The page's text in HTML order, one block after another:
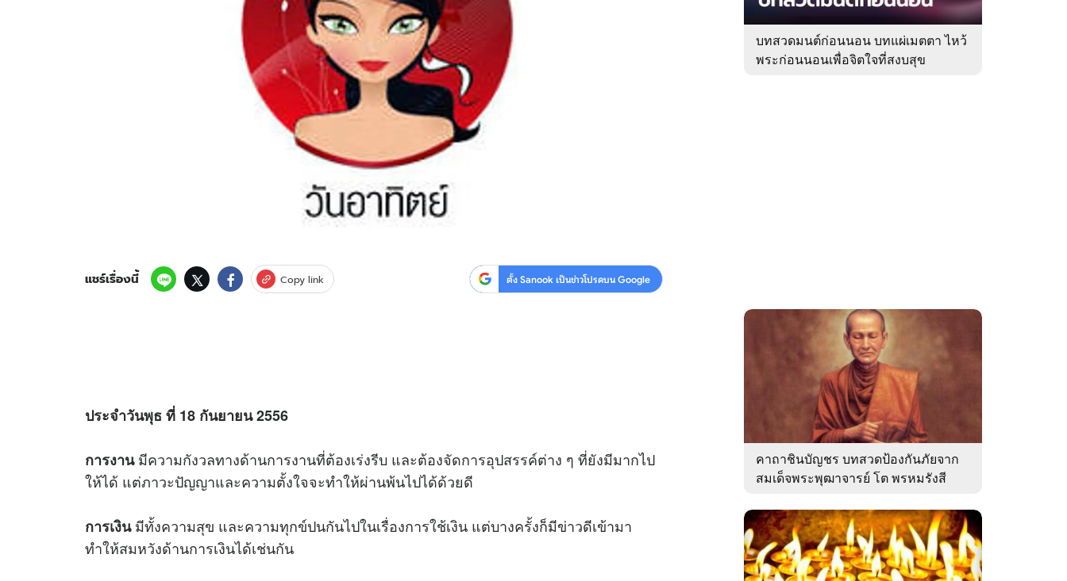
Sanook Choice
ติดตามสนุกโซเชียลได้ที่
บริษัท อิมเมจ ฟิวเจอร์ (ประเทศไทย) จำกัด
แชร์เรื่องนี้ Copy link ตั้ง Sanook เป็นข่าวโปรดบน Google
ประจำวันพุธ ที่ 18 กันยายน 2556
การงานมีความกังวลทางด้านการงานที่ต้องเร่งรีบ และต้องจัดการอุปสรรค์ต่าง ๆ ที่ยังมีมากไป
ให้ได้ แต่ภาวะปัญญาและความตั้งใจจะทำให้ผ่านพ้นไปได้ด้วยดี
การเงินมีทั้งความสุข และความทุกข์ปนกันไปในเรื่องการใช้เงิน แต่บางครั้งก็มีข่าวดีเข้ามา
ทำให้สมหวังด้านการเงินได้เช่นกัน
บทสวดมนต์ก่อนนอน บทแผ่เมตตา ไหว้
พระก่อนนอนเพื่อจิตใจที่สงบสุข
คาถาชินบัญชร บทสวดป้องกันภัยจาก
สมเด็จพระพุฒาจารย์ โต พรหมรังสี